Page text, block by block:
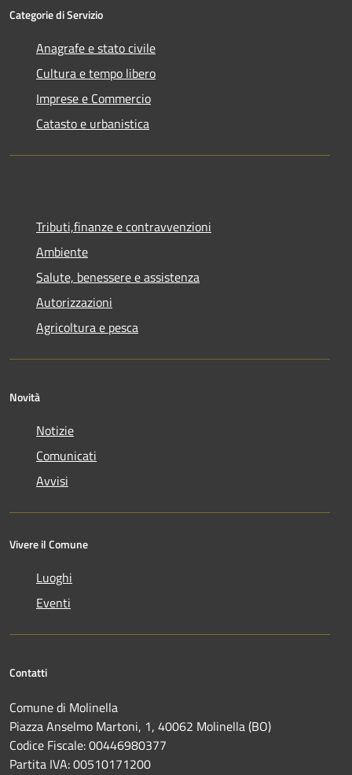
Categorie di Servizio
Anagrafe e stato civile
Cultura e tempo libero
Imprese e Commercio
Catasto e urbanistica
Tributi,finanze e contravvenzioni
Ambiente
Salute, benessere e assistenza
Autorizzazioni
Agricoltura e pesca
Novità
Notizie
Comunicati
Avvisi
Vivere il Comune
Luoghi
Eventi
Contatti
Comune di Molinella
Piazza Anselmo Martoni, 1, 40062 Molinella (BO)
Codice Fiscale: 00446980377
Partita IVA: 00510171200